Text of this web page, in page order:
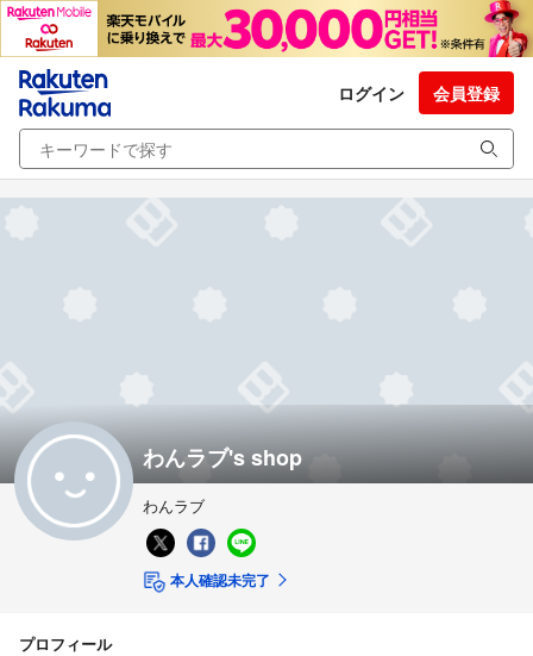
ログイン 会員登録
わんラブ's shop
わんラブ
本人確認未完了
プロフィール